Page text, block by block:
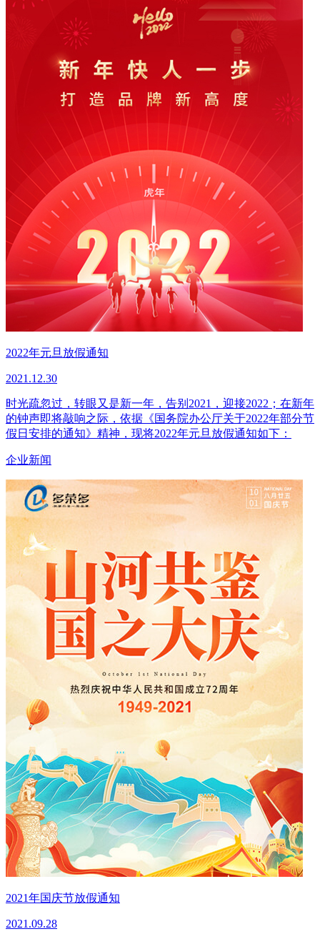
2022年元旦放假通知
2021.12.30
时光疏忽过，转眼又是新一年，告别2021，迎接2022；在新年
的钟声即将敲响之际，依据《国务院办公厅关于2022年部分节
假日安排的通知》精神，现将2022年元旦放假通知如下：
企业新闻
2021年国庆节放假通知
2021.09.28